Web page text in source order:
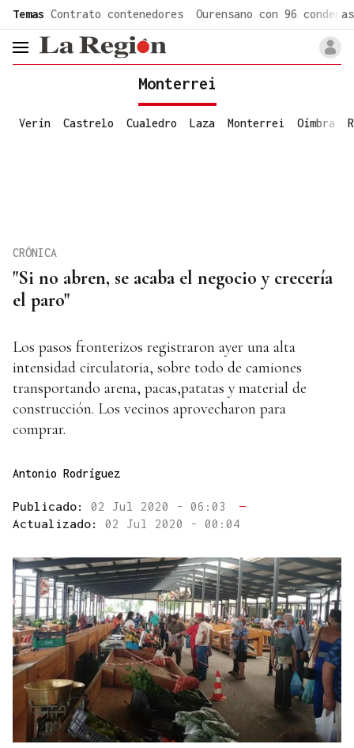
Temas Contrato contenedores Ourensano con 96 condenas
header.menu.open
Monterrei
Verín Castrelo Cualedro Laza Monterrei Oímbra
"Si no abren, se acaba el negocio y crecería
el paro"
CRÓNICA
Los pasos fronterizos registraron ayer una alta
intensidad circulatoria, sobre todo de camiones
transportando arena, pacas,patatas y material de
construcción. Los vecinos aprovecharon para
comprar.
Antonio Rodríguez
Publicado: 02 Jul 2020 - 06:03
—
Actualizado: 02 Jul 2020 - 00:04